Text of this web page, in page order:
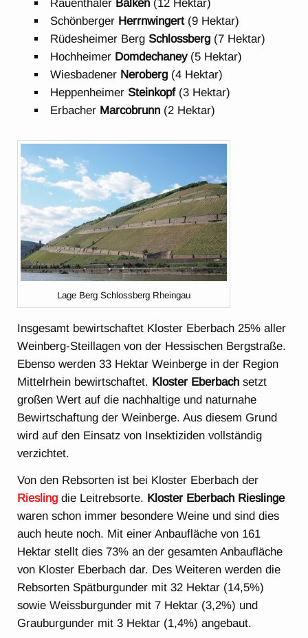
Rauenthaler Balken (12 Hektar)
Schönberger Herrnwingert(9 Hektar)
Rüdesheimer Berg Schlossberg (7 Hektar)
Hochheimer Domdechaney(5 Hektar)
Wiesbadener Neroberg (4 Hektar)
Heppenheimer Steinkopf(3 Hektar)
Erbacher Marcobrunn (2 Hektar)
Lage Berg Schlossberg Rheingau
Insgesamt bewirtschaftet Kloster Eberbach 25% aller
Weinberg-Steillagen von der Hessischen Bergstraße.
Ebenso werden 33 Hektar Weinberge in der Region
Mittelrhein bewirtschaftet. Kloster Eberbach setzt
großen Wert auf die nachhaltige und naturnahe
Bewirtschaftung der Weinberge. Aus diesem Grund
wird auf den Einsatz von Insektiziden vollständig
verzichtet.
Von den Rebsorten ist bei Kloster Eberbach der
Riesling die Leitrebsorte. Kloster Eberbach Rieslinge
waren schon immer besondere Weine und sind dies
auch heute noch. Mit einer Anbaufläche von 161
Hektar stellt dies 73% an der gesamten Anbaufläche
von Kloster Eberbach dar. Des Weiteren werden die
Rebsorten Spätburgunder mit 32 Hektar (14,5%)
sowie Weissburgunder mit 7 Hektar (3,2%) und
Grauburgunder mit 3 Hektar (1,4%) angebaut.